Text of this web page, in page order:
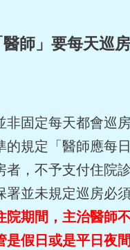
師」要每天巡
非固定每天都會巡
的規定「醫師應每
者，不予支付住院
署並未規定巡房必
院期間，主治醫師
是假日或是平日夜